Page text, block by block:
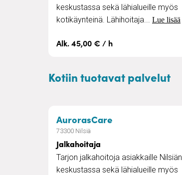
keskustassa sekä lähialueille myös
kotikäynteinä. Lähihoitaja... Lue lisää
Alk. 45,00 € / h
Kotiin tuotavat palvelut
AurorasCare– Jalkahoitaja
73300 Nilsiä
Jalkahoitaja
Tarjon jalkahoitoja asiakkaille Nilsiän
keskustassa sekä lähialueille myös